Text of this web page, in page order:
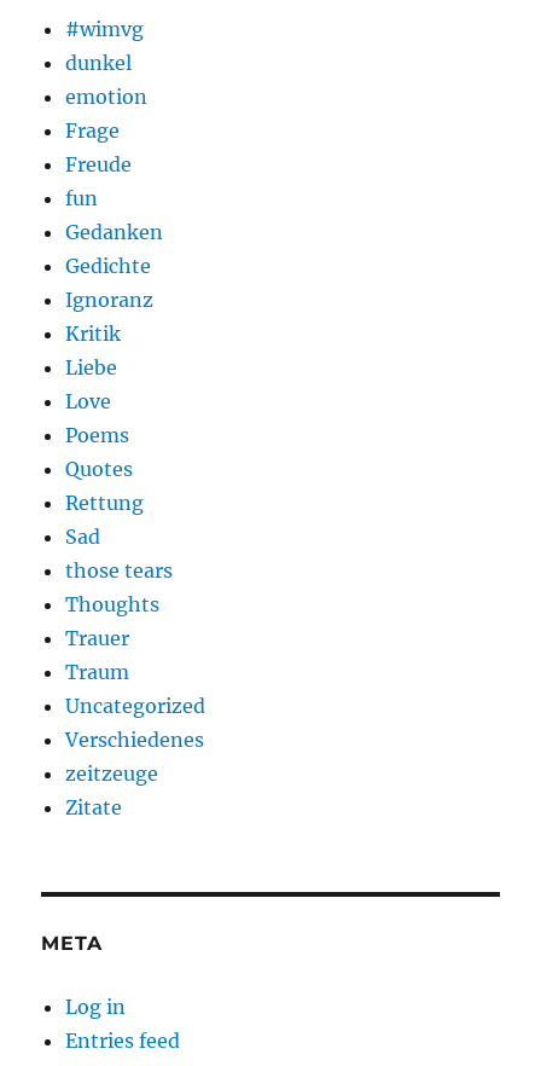
#wimvg
dunkel
emotion
Frage
Freude
fun
Gedanken
Gedichte
Ignoranz
Kritik
Liebe
Love
Poems
Quotes
Rettung
Sad
those tears
Thoughts
Trauer
Traum
Uncategorized
Verschiedenes
zeitzeuge
Zitate
META
Log in
Entries feed